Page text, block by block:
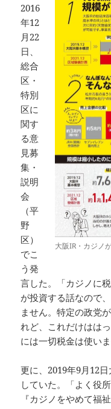
大阪IR・カジノ
2016
年12
月22
日、
総合
区・
特別
区に
関す
る意
見募
集・
説明
会
（平
野
区）
でこ
う発
言した。「カジノに
が投資する話なので
ません。特定の政党
れど、これだけはは
には一切税金は使いま
更に、2019年9月12
していた。「よく役
『カジノをやめて福